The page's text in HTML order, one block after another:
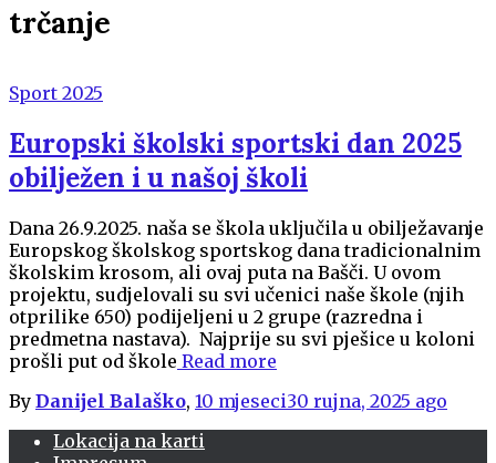
trčanje
Sport 2025
Europski školski sportski dan 2025
obilježen i u našoj školi
Dana 26.9.2025. naša se škola uključila u obilježavanje
Europskog školskog sportskog dana tradicionalnim
školskim krosom, ali ovaj puta na Bašči. U ovom
projektu, sudjelovali su svi učenici naše škole (njih
otprilike 650) podijeljeni u 2 grupe (razredna i
predmetna nastava). Najprije su svi pješice u koloni
prošli put od škole Read more
By Danijel Balaško, 10 mjeseci30 rujna, 2025 ago
Lokacija na karti